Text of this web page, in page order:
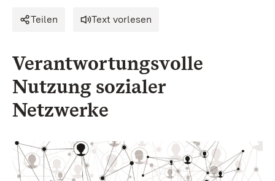
Teilen Text vorlesen
Verantwortungsvolle
Nutzung sozialer
Netzwerke